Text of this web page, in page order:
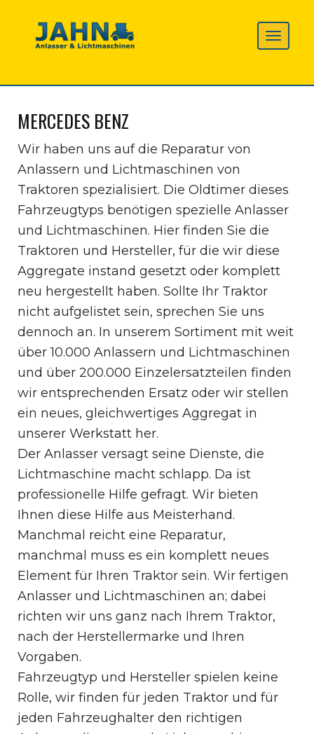
MERCEDES BENZ
Wir haben uns auf die Reparatur von
Anlassern und Lichtmaschinen von
Traktoren spezialisiert. Die Oldtimer dieses
Fahrzeugtyps benötigen spezielle Anlasser
und Lichtmaschinen. Hier finden Sie die
Traktoren und Hersteller, für die wir diese
Aggregate instand gesetzt oder komplett
neu hergestellt haben. Sollte Ihr Traktor
nicht aufgelistet sein, sprechen Sie uns
dennoch an. In unserem Sortiment mit weit
über 10.000 Anlassern und Lichtmaschinen
und über 200.000 Einzelersatzteilen finden
wir entsprechenden Ersatz oder wir stellen
ein neues, gleichwertiges Aggregat in
unserer Werkstatt her.
Der Anlasser versagt seine Dienste, die
Lichtmaschine macht schlapp. Da ist
professionelle Hilfe gefragt. Wir bieten
Ihnen diese Hilfe aus Meisterhand.
Manchmal reicht eine Reparatur,
manchmal muss es ein komplett neues
Element für Ihren Traktor sein. Wir fertigen
Anlasser und Lichtmaschinen an; dabei
richten wir uns ganz nach Ihrem Traktor,
nach der Herstellermarke und Ihren
Vorgaben.
Fahrzeugtyp und Hersteller spielen keine
Rolle, wir finden für jeden Traktor und für
jeden Fahrzeughalter den richtigen